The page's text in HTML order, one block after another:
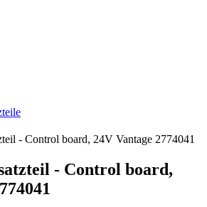
- Control board, 24V Vantage 2774041
- Control board,